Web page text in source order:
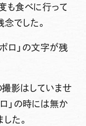
も食べに行って
でした。
ロ」の文字が残
影はしていませ
」の時には無か
た。